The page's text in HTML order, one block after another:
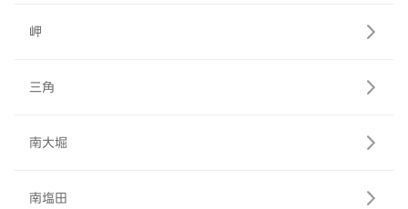
岬
三角
南大堀
南塩田